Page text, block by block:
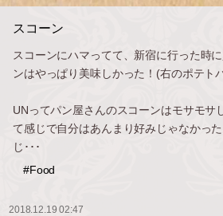
スコーン
スコーンにハマってて、新宿に行った時
ンはやっぱり美味しかった！(右のポテト
UNってパン屋さんのスコーンはモサモサ
て感じで自分はあんまり好みじゃなかっ
じ･･･
#Food
2018.12.19 02:47